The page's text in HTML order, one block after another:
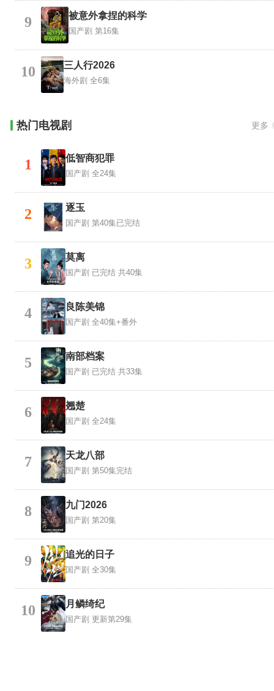
9 被意外拿捏的科学
国产剧 第16集
10 三人行2026
海外剧 全6集
热门电视剧 更多
1 低智商犯罪
国产剧 全24集
2 逐玉
国产剧 第40集已完结
3 莫离
国产剧 已完结 共40集
4 良陈美锦
国产剧 全40集+番外
5 南部档案
国产剧 已完结 共33集
6 翘楚
国产剧 全24集
7 天龙八部
国产剧 第50集完结
8 九门2026
国产剧 第20集
9 追光的日子
国产剧 全30集
10 月鳞绮纪
国产剧 更新第29集